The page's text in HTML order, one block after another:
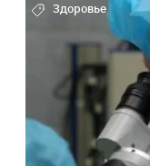
Здоровье